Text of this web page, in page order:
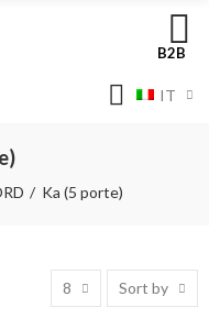
B2B
IT
Ka (5 porte)
8 Sort by